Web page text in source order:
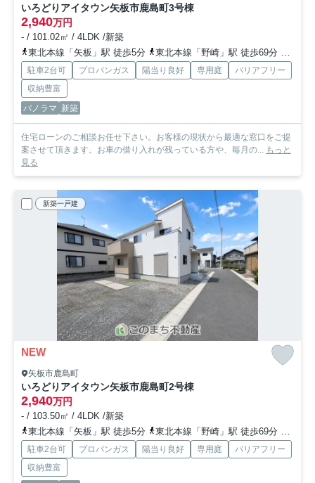
いろどりアイタウン矢板市鹿島町3号棟
2,940万円
- / 101.02㎡ / 4LDK /新築
東北本線「矢板」駅 徒歩5分
東北本線「野崎」駅 徒歩69分
駐車2台可 プロパンガス 陽当り良好 専用庭
バリアフリー
収納豊富
パノラマ 新築
住宅ローンのご相談お任せ下さい。お客様の現状から最適な窓口をご提
案させて頂きます。お車の借り入れが残っている方や、毎月の...
もっと
見る
新築一戸建
NEW
矢板市鹿島町
いろどりアイタウン矢板市鹿島町2号棟
2,940万円
- / 103.50㎡ / 4LDK /新築
東北本線「矢板」駅 徒歩5分
東北本線「野崎」駅 徒歩69分
駐車2台可 プロパンガス 陽当り良好 専用庭
バリアフリー
収納豊富